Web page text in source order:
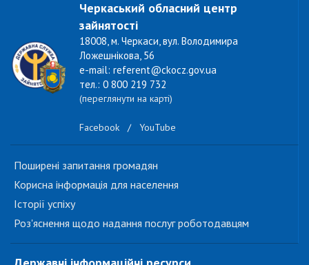
Черкаський обласний центр
зайнятості
18008, м. Черкаси, вул. Володимира
Ложешнікова, 56
e-mail: referent@ckocz.gov.ua
тел.: 0 800 219 732
(переглянути на карті)
Facebook / YouTube
Поширені запитання громадян
Корисна інформація для населення
Історії успіху
Роз'яснення щодо надання послуг роботодавцям